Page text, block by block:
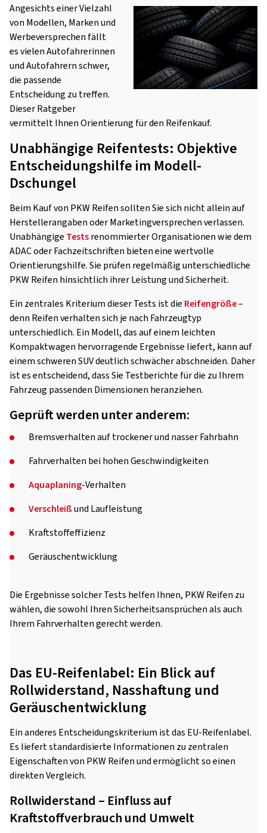
Angesichts einer Vielzahl
von Modellen, Marken und
Werbeversprechen fällt
es vielen Autofahrerinnen
und Autofahrern schwer,
die passende
Entscheidung zu treffen.
Dieser Ratgeber
vermittelt Ihnen Orientierung für den Reifenkauf.
Unabhängige Reifentests: Objektive
Entscheidungshilfe im Modell-
Dschungel
Beim Kauf von PKW Reifen sollten Sie sich nicht allein auf
Herstellerangaben oder Marketingversprechen verlassen.
Unabhängige Testsrenommierter Organisationen wie dem
ADAC oder Fachzeitschriften bieten eine wertvolle
Orientierungshilfe. Sie prüfen regelmäßig unterschiedliche
PKW Reifen hinsichtlich ihrer Leistung und Sicherheit.
Ein zentrales Kriterium dieser Tests ist die Reifengröße–
denn Reifen verhalten sich je nach Fahrzeugtyp
unterschiedlich. Ein Modell, das auf einem leichten
Kompaktwagen hervorragende Ergebnisse liefert, kann auf
einem schweren SUV deutlich schwächer abschneiden. Daher
ist es entscheidend, dass Sie Testberichte für die zu Ihrem
Fahrzeug passenden Dimensionen heranziehen.
Geprüft werden unter anderem:
Bremsverhalten auf trockener und nasser Fahrbahn
Fahrverhalten bei hohen Geschwindigkeiten
Aquaplaning-Verhalten
Verschleißund Laufleistung
Kraftstoffeffizienz
Geräuschentwicklung
Die Ergebnisse solcher Tests helfen Ihnen, PKW Reifen zu
wählen, die sowohl Ihren Sicherheitsansprüchen als auch
Ihrem Fahrverhalten gerecht werden.
Das EU-Reifenlabel: Ein Blick auf
Rollwiderstand, Nasshaftung und
Geräuschentwicklung
Ein anderes Entscheidungskriterium ist das EU-Reifenlabel.
Es liefert standardisierte Informationen zu zentralen
Eigenschaften von PKW Reifen und ermöglicht so einen
direkten Vergleich.
Rollwiderstand – Einfluss auf
Kraftstoffverbrauch und Umwelt